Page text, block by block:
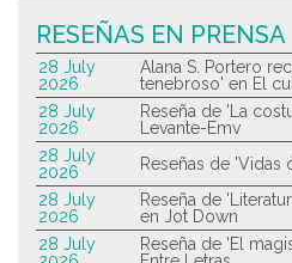
RESEÑAS EN PRENSA
28 July
2026
Alana S. Portero
tenebroso' en El
28 July
2026
Reseña de 'La
Levante-Emv
28 July
2026
Reseñas de 'Vidas
28 July
2026
Reseña de
en Jot Down
28 July
Reseña de 'El